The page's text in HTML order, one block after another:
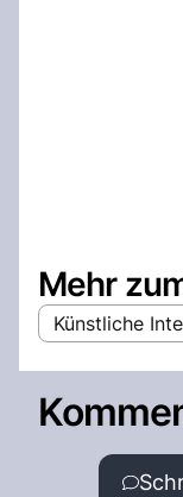
Mehr
Künstliche